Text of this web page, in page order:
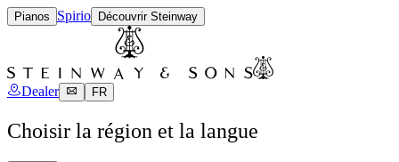
Pianos Spirio Découvrir Steinway
Dealer FR
Choisir la région et la langue